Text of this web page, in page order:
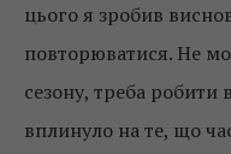
цього я зробив
повторюватися. Не
сезону, треба робити
вплинуло на те, що